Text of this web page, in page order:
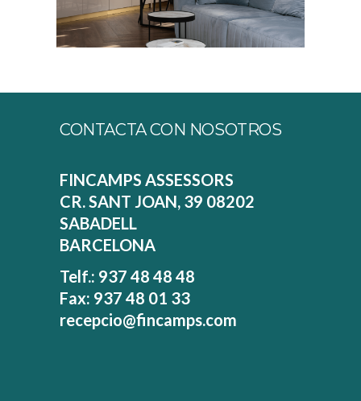
CONTACTA CON NOSOTROS
FINCAMPS ASSESSORS
CR. SANT JOAN, 39 08202
SABADELL
BARCELONA
Telf.: 937 48 48 48
Fax: 937 48 01 33
recepcio@fincamps.com